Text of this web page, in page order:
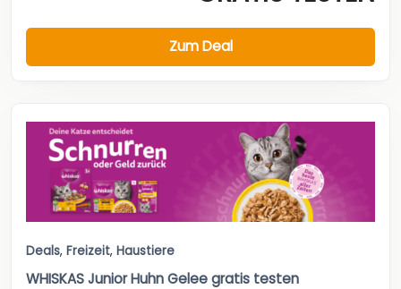
Zum Deal
Deals, Freizeit, Haustiere
WHISKAS Junior Huhn Gelee gratis testen